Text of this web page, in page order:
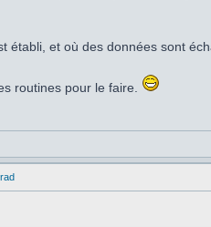
établi, et où des données sont
routines pour le faire.